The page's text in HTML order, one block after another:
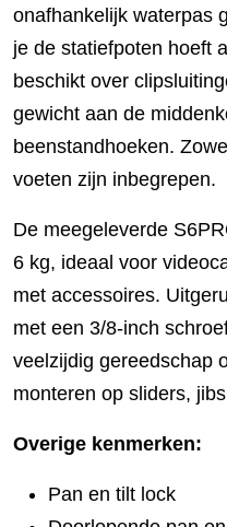
onafhankelijk waterpas
je de statiefpoten hoeft
beschikt over
gewicht aan de
beenstandhoeken.
voeten zijn inbegrepen.
De meegeleverde
6 kg, ideaal voor
met accessoires.
met een 3/8-inch
veelzijdig gereedschap
monteren op sliders,
Overige kenmerken:
Pan en tilt lock